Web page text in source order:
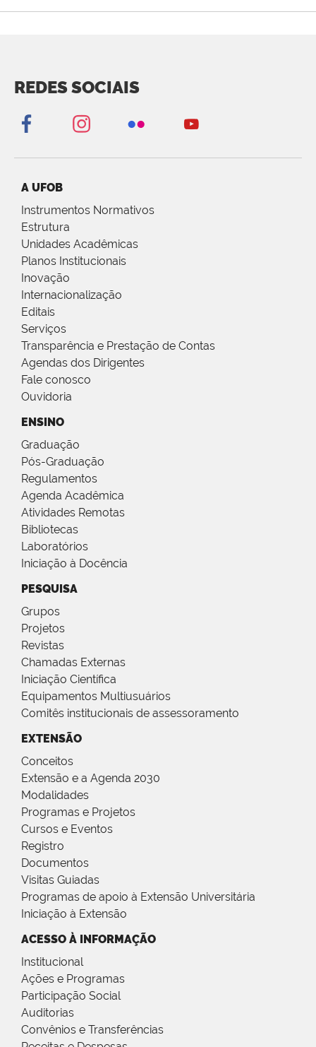
REDES SOCIAIS
A UFOB
Instrumentos Normativos
Estrutura
Unidades Acadêmicas
Planos Institucionais
Inovação
Internacionalização
Editais
Serviços
Transparência e Prestação de Contas
Agendas dos Dirigentes
Fale conosco
Ouvidoria
ENSINO
Graduação
Pós-Graduação
Regulamentos
Agenda Acadêmica
Atividades Remotas
Bibliotecas
Laboratórios
Iniciação à Docência
PESQUISA
Grupos
Projetos
Revistas
Chamadas Externas
Iniciação Científica
Equipamentos Multiusuários
Comitês institucionais de assessoramento
EXTENSÃO
Conceitos
Extensão e a Agenda 2030
Modalidades
Programas e Projetos
Cursos e Eventos
Registro
Documentos
Visitas Guiadas
Programas de apoio à Extensão Universitária
Iniciação à Extensão
ACESSO À INFORMAÇÃO
Institucional
Ações e Programas
Participação Social
Auditorias
Convênios e Transferências